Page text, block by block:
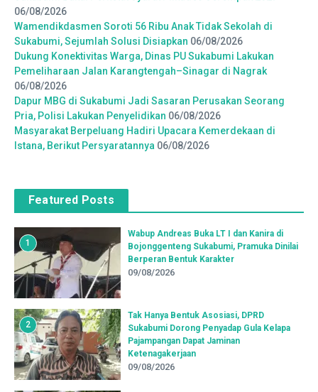
06/08/2026
Wamendikdasmen Soroti 56 Ribu Anak Tidak Sekolah di
Sukabumi, Sejumlah Solusi Disiapkan 06/08/2026
Dukung Konektivitas Warga, Dinas PU Sukabumi Lakukan
Pemeliharaan Jalan Karangtengah–Sinagar di Nagrak
06/08/2026
Dapur MBG di Sukabumi Jadi Sasaran Perusakan Seorang
Pria, Polisi Lakukan Penyelidikan 06/08/2026
Masyarakat Berpeluang Hadiri Upacara Kemerdekaan di
Istana, Berikut Persyaratannya 06/08/2026
Featured Posts
1
Wabup Andreas Buka LT I dan Kanira di
Bojonggenteng Sukabumi, Pramuka Dinilai
Berperan Bentuk Karakter
09/08/2026
2
Tak Hanya Bentuk Asosiasi, DPRD
Sukabumi Dorong Penyadap Gula Kelapa
Pajampangan Dapat Jaminan
Ketenagakerjaan
09/08/2026